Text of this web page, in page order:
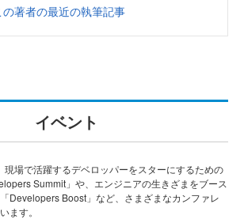
の著者の最近の執筆記事
イベント
場で活躍するデベロッパーをスターにするための
Summit」や、エンジニアの生きざまをブース
Developers Boost」など、さまざまなカンファレ
ます。